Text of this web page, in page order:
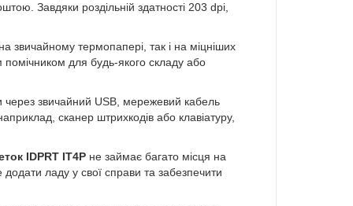
Завдяки роздільній здатності 203 dpi,
звичайному термопапері, так і на міцніших
помічником для будь-якого складу або
звичайний USB, мережевий кабель
сканер штрихкодів або клавіатуру,
IDPRT IT4P не займає багато місця на
ладу у свої справи та забезпечити